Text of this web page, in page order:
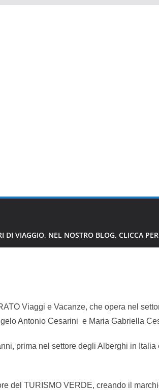
DI VIAGGIO, NEL NOSTRO BLOG, CLICCA
Viaggi e Vacanze, che opera nel
Antonio Cesarini e Maria Gabriella
prima nel settore degli Alberghi in Italia
del TURISMO VERDE, creando il